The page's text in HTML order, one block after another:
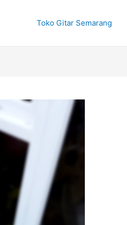
Toko Gitar Semarang